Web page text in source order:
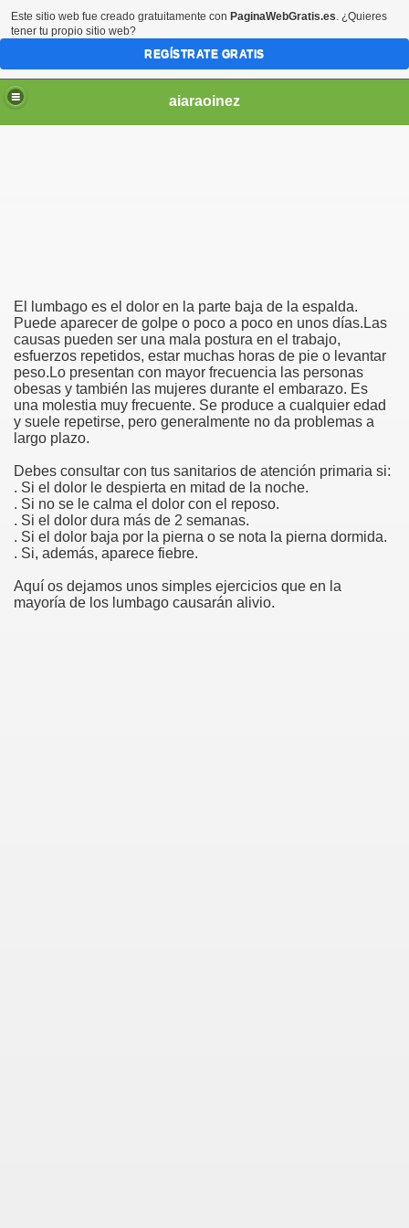
aiaraoinez
El lumbago es el dolor en la parte baja de la espalda.
Puede aparecer de golpe o poco a poco en unos días.Las
causas pueden ser una mala postura en el trabajo,
esfuerzos repetidos, estar muchas horas de pie o levantar
peso.Lo presentan con mayor frecuencia las personas
obesas y también las mujeres durante el embarazo. Es
una molestia muy frecuente. Se produce a cualquier edad
y suele repetirse, pero generalmente no da problemas a
largo plazo.
Debes consultar con tus sanitarios de atención primaria si:
. Si el dolor le despierta en mitad de la noche.
. Si no se le calma el dolor con el reposo.
. Si el dolor dura más de 2 semanas.
. Si el dolor baja por la pierna o se nota la pierna dormida.
. Si, además, aparece fiebre.
Aquí os dejamos unos simples ejercicios que en la
mayoría de los lumbago causarán alivio.
OJO
AUTORREGULADA
Este sitio web fue creado gratuitamente con PaginaWebGratis.es. ¿Quieres
tener tu propio sitio web?
REGÍSTRATE GRATIS